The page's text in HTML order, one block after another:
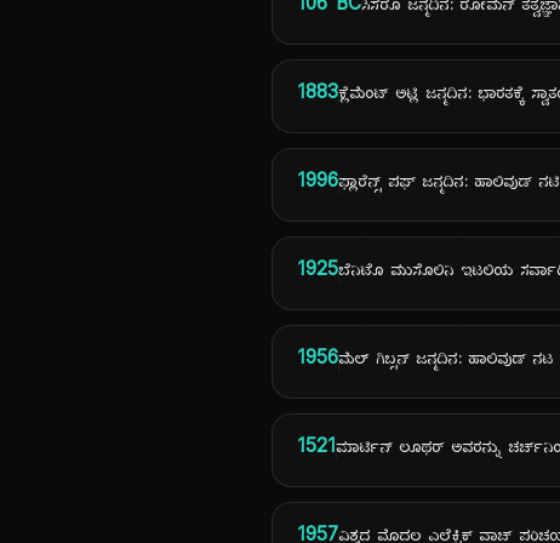
106 BCಸಿಸೆರೊ ಜನ್ಮದಿನ: ರೋಮನ್
1883ಕ್ಲೆಮೆಂಟ್ ಅಟ್ಲಿ ಜನ್ಮದಿನ: ಭಾರತಕ್ಕೆ
1996ಫ್ಲಾರೆನ್ಸ್ ಪಘ್ ಜನ್ಮದಿನ: ಹಾಲಿವುಡ್ ನಟಿ
1925ಬೆನಿಟೊ ಮುಸೊಲಿನಿ ಇಟಲಿಯ
1956ಮೆಲ್ ಗಿಬ್ಸನ್ ಜನ್ಮದಿನ: ಹಾಲಿವುಡ್ ನಟ
1521ಮಾರ್ಟಿನ್ ಲೂಥರ್ ಅವರನ್ನು
ವಿಶ್ವದ ಮೊದಲ ಎಲೆಕ್ಟ್ರಿಕ್ ವಾಚ್